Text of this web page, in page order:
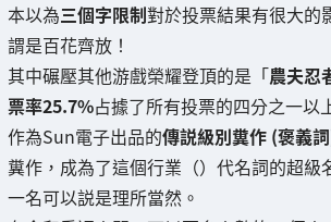
本以為三個字限制對於投票結果有很大的
謂是百花齊放！
其中碾壓其他游戲榮耀登頂的是「農夫忍
票率25.7%占據了所有投票的四分之一以
作為Sun電子出品的傳説級別糞作 (褒義
糞作，成為了這個行業（）代名詞的超級
一名可以説是理所當然。